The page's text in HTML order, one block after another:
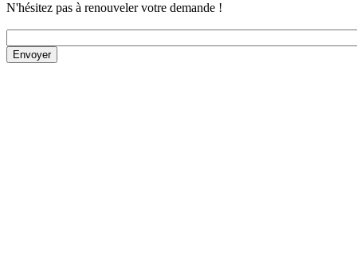
N'hésitez pas à renouveler votre demande !